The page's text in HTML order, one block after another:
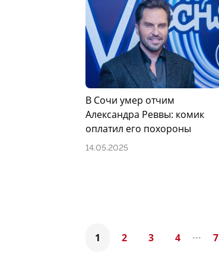
В Сочи умер отчим
Александра Реввы: комик
оплатил его похороны
14.05.2025
1 2 3 4 7